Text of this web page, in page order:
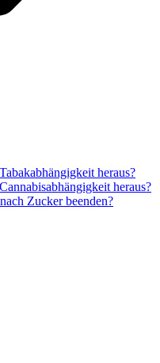
heraus?
heraus?
Zucker beenden?